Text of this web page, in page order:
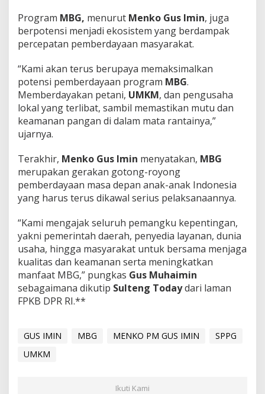
Program MBG, menurut Menko Gus Imin, juga
berpotensi menjadi ekosistem yang berdampak
percepatan pemberdayaan masyarakat.
“Kami akan terus berupaya memaksimalkan
potensi pemberdayaan program MBG.
Memberdayakan petani, UMKM, dan pengusaha
lokal yang terlibat, sambil memastikan mutu dan
keamanan pangan di dalam mata rantainya,”
ujarnya.
Terakhir, Menko Gus Imin menyatakan, MBG
merupakan gerakan gotong-royong
pemberdayaan masa depan anak-anak Indonesia
yang harus terus dikawal serius pelaksanaannya.
“Kami mengajak seluruh pemangku kepentingan,
yakni pemerintah daerah, penyedia layanan, dunia
usaha, hingga masyarakat untuk bersama menjaga
kualitas dan keamanan serta meningkatkan
manfaat MBG,” pungkas Gus Muhaimin
sebagaimana dikutip Sulteng Todaydari laman
FPKB DPR RI.**
GUS IMIN MBG MENKO PM GUS IMIN
SPPG
UMKM
Ikuti Kami